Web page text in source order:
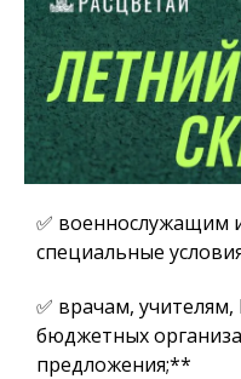
✅ военнослужащим
специальные
✅ врачам,
бюджетных
предложения;**